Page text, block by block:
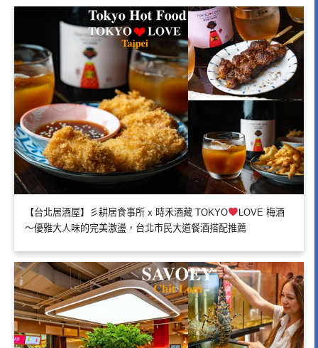
【台北居酒屋】彡耕居食事所 x 時禾酒藏 TOKYO
LOVE 梅酒
～優雅大人味的完美激盪，台北市民大道餐酒搭配推薦